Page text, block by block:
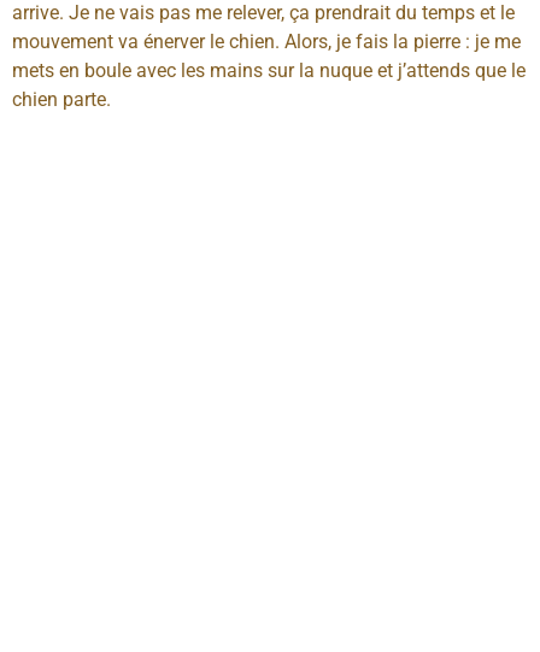
arrive. Je ne vais pas me relever, ça prendrait du temps et le
mouvement va énerver le chien. Alors, je fais la pierre : je me
mets en boule avec les mains sur la nuque et j’attends que le
chien parte.